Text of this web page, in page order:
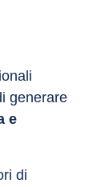
generare
e
di